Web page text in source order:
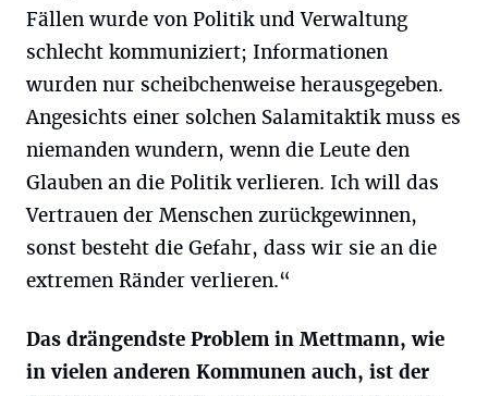
Fällen wurde von Politik und Verwaltung
schlecht kommuniziert; Informationen
wurden nur scheibchenweise herausgegeben.
Angesichts einer solchen Salamitaktik muss es
niemanden wundern, wenn die Leute den
Glauben an die Politik verlieren. Ich will das
Vertrauen der Menschen zurückgewinnen,
sonst besteht die Gefahr, dass wir sie an die
extremen Ränder verlieren.“
Das drängendste Problem in Mettmann, wie
in vielen anderen Kommunen auch, ist der